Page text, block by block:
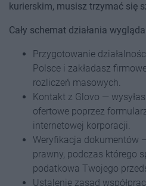
kurierskim, musisz trzymać się
Cały schemat działania
Przygotowanie
Polsce i zakładasz
rozliczeń masowych.
Kontakt z Glovo —
ofertowe poprzez
internetowej korporacji.
Weryfikacja dokumentów
prawny, podczas którego
podatkowa Twojego
Ustalenie zasad